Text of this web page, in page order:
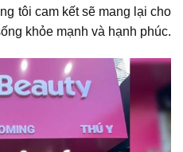
tôi cam kết sẽ mang lại cho
khỏe mạnh và hạnh phúc.